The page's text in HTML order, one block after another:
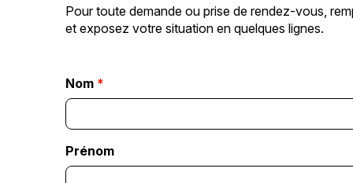
Pour toute demande ou prise de rendez-vous,
et exposez votre situation en quelques lignes.
Nom *
Prénom